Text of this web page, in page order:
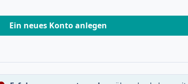
Ein neues Konto anlegen